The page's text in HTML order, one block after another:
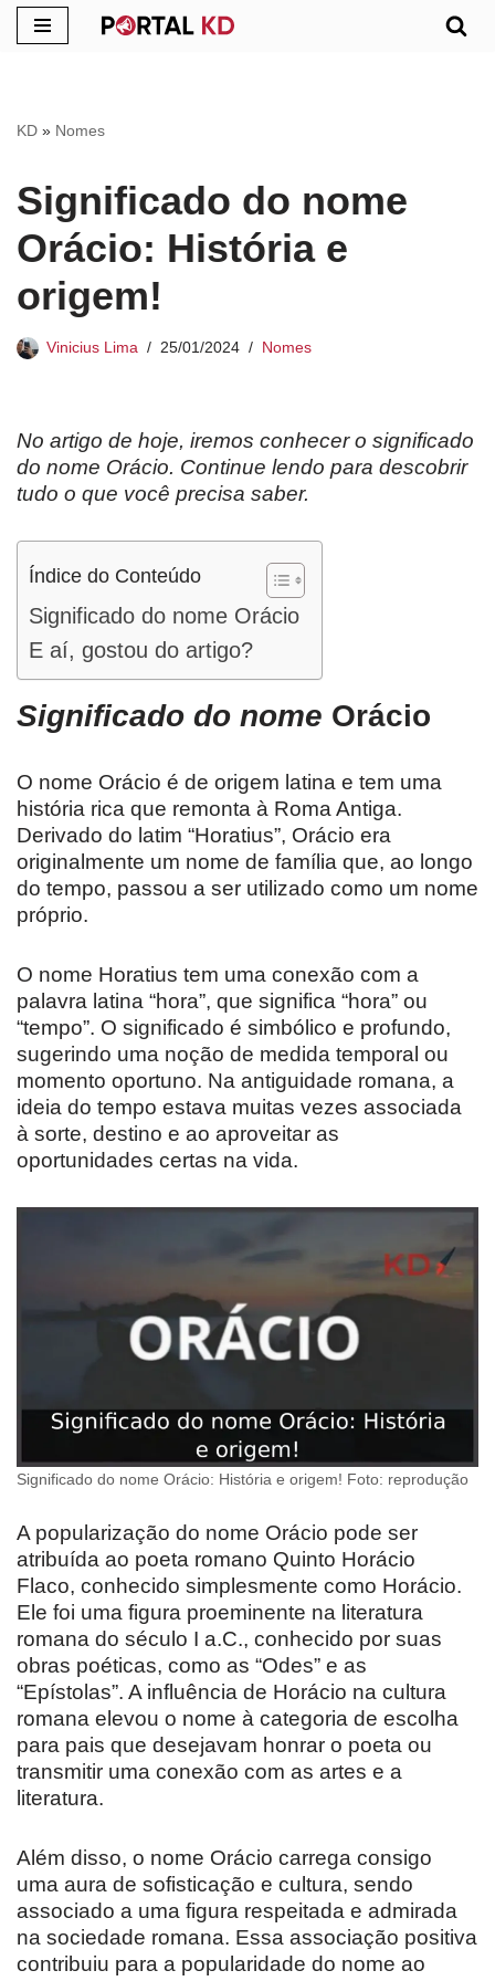
conteúdo
KD » Nomes
Significado do nome
Orácio: História e
origem!
Vinicius Lima 25/01/2024 Nomes
No artigo de hoje, iremos conhecer o significado
do nome Orácio. Continue lendo para descobrir
tudo o que você precisa saber.
Índice do Conteúdo
Significado do nome Orácio
E aí, gostou do artigo?
Significado do nome Orácio
O nome Orácio é de origem latina e tem uma
história rica que remonta à Roma Antiga.
Derivado do latim “Horatius”, Orácio era
originalmente um nome de família que, ao longo
do tempo, passou a ser utilizado como um nome
próprio.
O nome Horatius tem uma conexão com a
palavra latina “hora”, que significa “hora” ou
“tempo”. O significado é simbólico e profundo,
sugerindo uma noção de medida temporal ou
momento oportuno. Na antiguidade romana, a
ideia do tempo estava muitas vezes associada
à sorte, destino e ao aproveitar as
oportunidades certas na vida.
Significado do nome Orácio: História e origem! Foto: reprodução
A popularização do nome Orácio pode ser
atribuída ao poeta romano Quinto Horácio
Flaco, conhecido simplesmente como Horácio.
Ele foi uma figura proeminente na literatura
romana do século I a.C., conhecido por suas
obras poéticas, como as “Odes” e as
“Epístolas”. A influência de Horácio na cultura
romana elevou o nome à categoria de escolha
para pais que desejavam honrar o poeta ou
transmitir uma conexão com as artes e a
literatura.
Além disso, o nome Orácio carrega consigo
uma aura de sofisticação e cultura, sendo
associado a uma figura respeitada e admirada
na sociedade romana. Essa associação positiva
contribuiu para a popularidade do nome ao